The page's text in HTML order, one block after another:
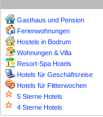
Gasthaus und Pension
Ferienwohnungen
Hostels in Bodrum
Wohnungen & Villa
Resort-Spa Hotels
Hotels für Geschäftsreise
Hotels für Flitterwochen
5 Sterne Hotels
4 Sterne Hotels